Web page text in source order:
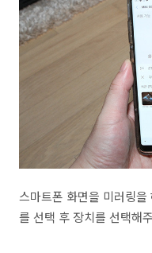
스마트폰 화면을 미러링
를 선택 후 장치를 선택해